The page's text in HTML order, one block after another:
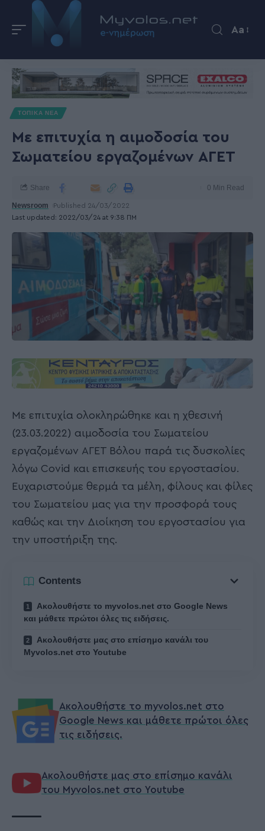
Aa
ΤΟΠΙΚΑ ΝΕΑ
Με επιτυχία η αιμοδοσία του
Σωματείου εργαζομένων ΑΓΕΤ
Last updated: 2022/03/24 at 9:38 ΠΜ
Newsroom Published 24/03/2022
Share 0 Min Read
Με επιτυχία ολοκληρώθηκε και η χθεσινή
(23.03.2022) αιμοδοσία του Σωματείου
εργαζομένων ΑΓΕΤ Βόλου παρά τις δυσκολίες
λόγω Covid και επισκευής του εργοστασίου.
Ευχαριστούμε θερμά τα μέλη, φίλους και φίλες
του Σωματείου μας για την προσφορά τους
καθώς και την Διοίκηση του εργοστασίου για
την υποστήριξη της.
Contents
Ακολουθήστε το myvolos.net στο Google News
και μάθετε πρώτοι όλες τις ειδήσεις.
Ακολουθήστε μας στο επίσημο κανάλι του
Myvolos.net στο Youtube
Ακολουθήστε το myvolos.net στο
Google News και μάθετε πρώτοι όλες
τις ειδήσεις.
Ακολουθήστε μας στο επίσημο κανάλι
του Myvolos.net στο Youtube